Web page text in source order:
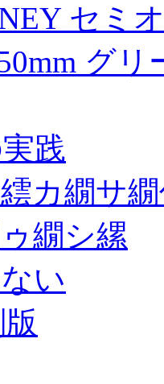
セミ
グ
践
カ繝サ
繝シ縲
い